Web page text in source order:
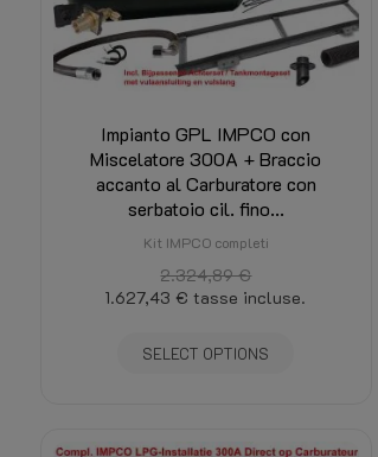
Impianto GPL IMPCO con
Miscelatore 300A + Braccio
accanto al Carburatore con
serbatoio cil. fino...
Kit IMPCO completi
2.324,89 €
1.627,43 € tasse incluse.
SELECT OPTIONS